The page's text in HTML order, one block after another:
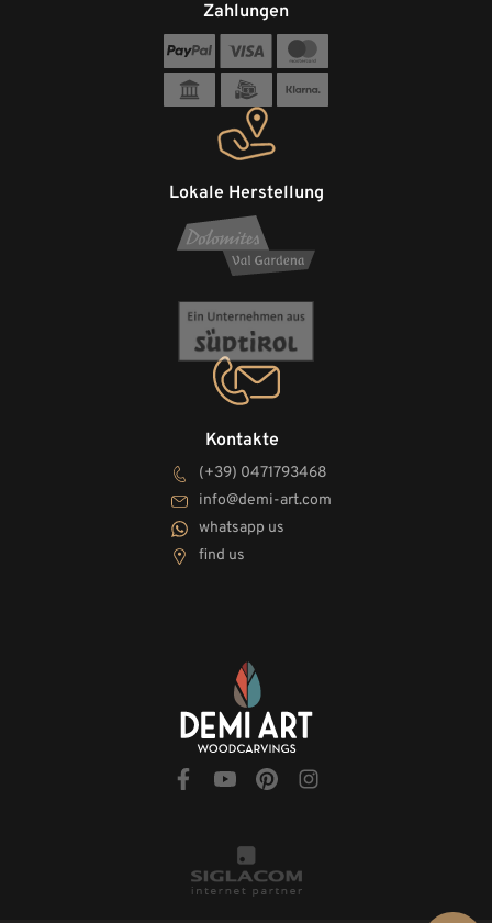
Kontakte
(+39) 0471793468
info@demi-art.com
whatsapp us
find us
Lokale Herstellung
Zahlungen